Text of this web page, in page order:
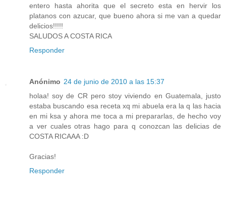
entero hasta ahorita que el secreto esta en hervir los
platanos con azucar, que bueno ahora si me van a quedar
delicios!!!!!
SALUDOS A COSTA RICA
Responder
Anónimo 24 de junio de 2010 a las 15:37
holaa! soy de CR pero stoy viviendo en Guatemala, justo
estaba buscando esa receta xq mi abuela era la q las hacia
en mi ksa y ahora me toca a mi prepararlas, de hecho voy
a ver cuales otras hago para q conozcan las delicias de
COSTA RICAAA :D
Gracias!
Responder